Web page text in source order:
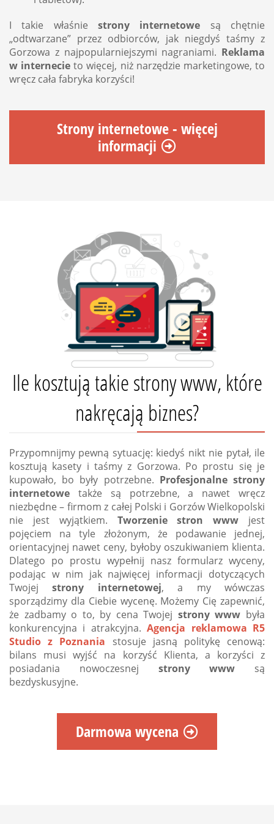
I takie właśnie strony internetowe są chętnie
„odtwarzane” przez odbiorców, jak niegdyś taśmy z
Gorzowa z najpopularniejszymi nagraniami. Reklama
w internecie to więcej, niż narzędzie marketingowe, to
wręcz cała fabryka korzyści!
Strony internetowe - więcej
informacji
Ile kosztują takie strony www, które
nakręcają biznes?
Przypomnijmy pewną sytuację: kiedyś nikt nie pytał, ile
kosztują kasety i taśmy z Gorzowa. Po prostu się je
kupowało, bo były potrzebne. Profesjonalne strony
internetowe także są potrzebne, a nawet wręcz
niezbędne – firmom z całej Polski i Gorzów Wielkopolski
nie jest wyjątkiem. Tworzenie stron www jest
pojęciem na tyle złożonym, że podawanie jednej,
orientacyjnej nawet ceny, byłoby oszukiwaniem klienta.
Dlatego po prostu wypełnij nasz formularz wyceny,
podając w nim jak najwięcej informacji dotyczących
Twojejstrony internetowej, a my wówczas
sporządzimy dla Ciebie wycenę. Możemy Cię zapewnić,
że zadbamy o to, by cena Twojej strony www była
konkurencyjna i atrakcyjna.Agencja reklamowa R5
Studio z Poznania stosuje jasną politykę cenową:
bilans musi wyjść na korzyść Klienta, a korzyści z
posiadania nowoczesnej strony www są
bezdyskusyjne.
Darmowa wycena